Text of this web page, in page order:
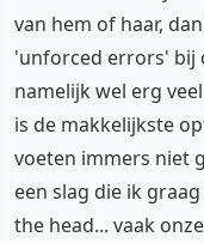
van hem of haar,
'unforced errors' bij
namelijk wel erg
is de makkelijkste
voeten immers niet
een slag die ik
the head... vaak